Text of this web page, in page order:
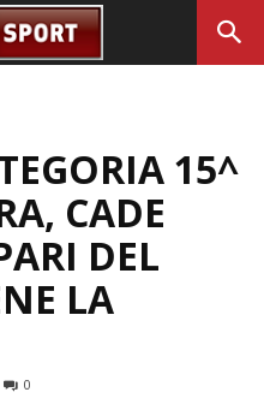
15^
CADE
DEL
LA
0